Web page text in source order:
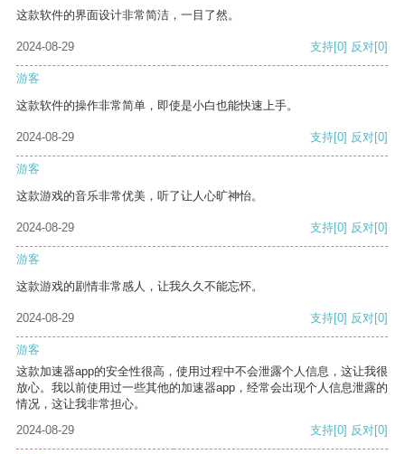
这款软件的界面设计非常简洁，一目了然。
2024-08-29 支持[0] 反对[0]
游客
这款软件的操作非常简单，即使是小白也能快速上手。
2024-08-29 支持[0] 反对[0]
游客
这款游戏的音乐非常优美，听了让人心旷神怡。
2024-08-29 支持[0] 反对[0]
游客
这款游戏的剧情非常感人，让我久久不能忘怀。
2024-08-29 支持[0] 反对[0]
游客
这款加速器app的安全性很高，使用过程中不会泄露个人信息，这让我很
放心。我以前使用过一些其他的加速器app，经常会出现个人信息泄露的
情况，这让我非常担心。
2024-08-29
支持[0] 反对[0]